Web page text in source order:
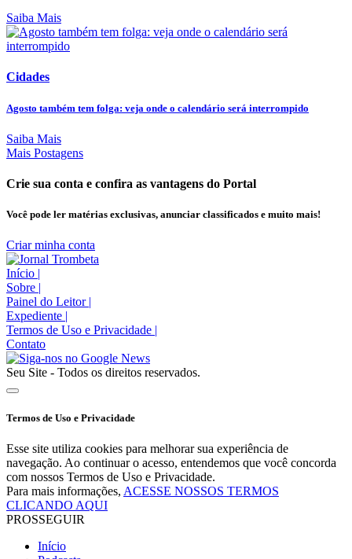
Saiba Mais
Cidades
Agosto também tem folga: veja onde o calendário será interrompido
Saiba Mais
Mais Postagens
Crie sua conta e confira as vantagens do Portal
Você pode ler matérias exclusivas, anunciar classificados e muito mais!
Criar minha conta
Início |
Sobre |
Painel do Leitor |
Expediente |
Termos de Uso e Privacidade |
Contato
Seu Site - Todos os direitos reservados.
Termos de Uso e Privacidade
Esse site utiliza cookies para melhorar sua experiência de
navegação. Ao continuar o acesso, entendemos que você concorda
com nossos Termos de Uso e Privacidade.
Para mais informações, ACESSE NOSSOS TERMOS
CLICANDO AQUI
PROSSEGUIR
Início